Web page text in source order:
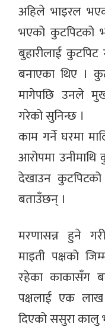
अहिले भाइरल
भएको
बुहारीलाई कुटपिट
बनाएका थिए ।
मागेपछि उनले
गरेको सुनिन्छ ।
काम गर्ने घरमा
आरोपमा
देखाउन
बताउँछन् ।
मरणासन्न हुने
माइती पक्षको
रहेका काकासँग
पक्षलाई एक
दिएको ससुरा